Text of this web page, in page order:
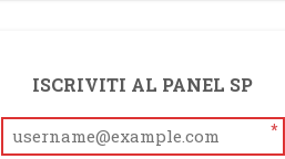
ISCRIVITI AL PANEL SP
*